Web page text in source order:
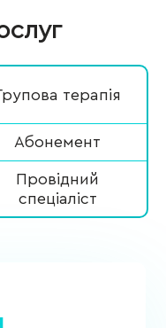
терапія
Абонемент
Провідний
спеціаліст